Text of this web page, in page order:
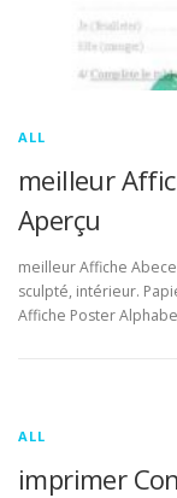
ALL
meilleur
Aperçu
meilleur Affiche
sculpté, intérieur.
Affiche Poster
ALL
imprimer